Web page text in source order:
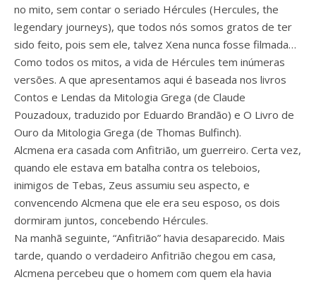
no mito, sem contar o seriado Hércules (Hercules, the
legendary journeys), que todos nós somos gratos de ter
sido feito, pois sem ele, talvez Xena nunca fosse filmada…
Como todos os mitos, a vida de Hércules tem inúmeras
versões. A que apresentamos aqui é baseada nos livros
Contos e Lendas da Mitologia Grega (de Claude
Pouzadoux, traduzido por Eduardo Brandão) e O Livro de
Ouro da Mitologia Grega (de Thomas Bulfinch).
Alcmena era casada com Anfitrião, um guerreiro. Certa vez,
quando ele estava em batalha contra os teleboios,
inimigos de Tebas, Zeus assumiu seu aspecto, e
convencendo Alcmena que ele era seu esposo, os dois
dormiram juntos, concebendo Hércules.
Na manhã seguinte, “Anfitrião” havia desaparecido. Mais
tarde, quando o verdadeiro Anfitrião chegou em casa,
Alcmena percebeu que o homem com quem ela havia